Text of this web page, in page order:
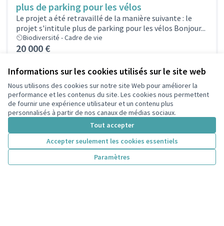
Informations sur les cookies utilisés sur le site web
Nous utilisons des cookies sur notre site Web pour améliorer la
performance et les contenus du site. Les cookies nous permettent
de fournir une expérience utilisateur et un contenu plus
personnalisés à partir de nos canaux de médias sociaux.
Tout accepter
Accepter seulement les cookies essentiels
Paramètres
plus de parking pour les vélos
Le projet a été retravaillé de la manière suivante : le
projet s'intitule plus de parking pour les vélos Bonjour...
Biodiversité - Cadre de vie
20 000 €
Sécurisation et amélioration de l'aire de jeux
du Square Victor Basch
Projet déposé dans urne JocelyneAjouter une cloture
pour délimiter l'aire de jeux des touts petitsajouter un
toboggan adaptée aux enfants...
Biodiversité - Cadre de vie
45 000 €